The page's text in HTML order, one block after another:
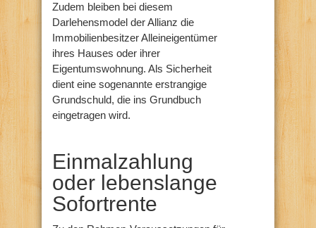
Zudem bleiben bei diesem
Darlehensmodel der Allianz die
Immobilienbesitzer Alleineigentümer
ihres Hauses oder ihrer
Eigentumswohnung. Als Sicherheit
dient eine sogenannte erstrangige
Grundschuld, die ins Grundbuch
eingetragen wird.
Einmalzahlung
oder lebenslange
Sofortrente